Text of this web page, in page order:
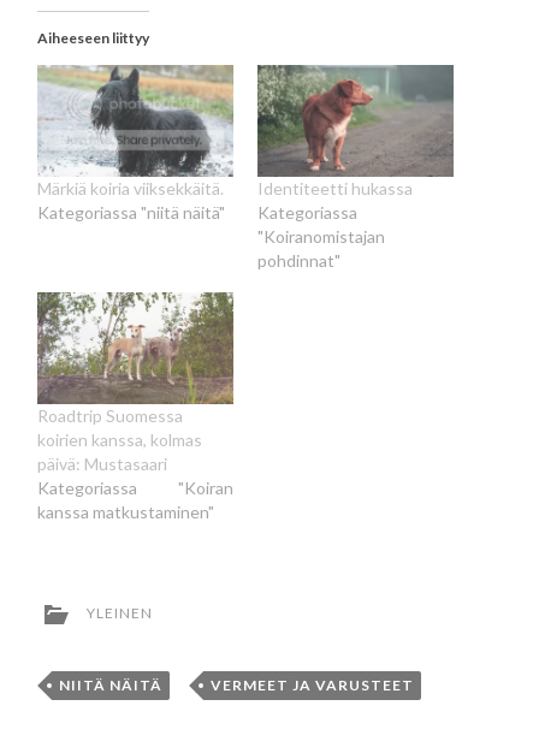
Aiheeseen liittyy
Märkiä koiria viiksekkäitä.
Kategoriassa "niitä näitä"
Identiteetti hukassa
Kategoriassa
"Koiranomistajan
pohdinnat"
Roadtrip Suomessa
koirien kanssa, kolmas
päivä: Mustasaari
Kategoriassa "Koiran
kanssa matkustaminen"
YLEINEN
NIITÄ NÄITÄ , VERMEET JA VARUSTEET